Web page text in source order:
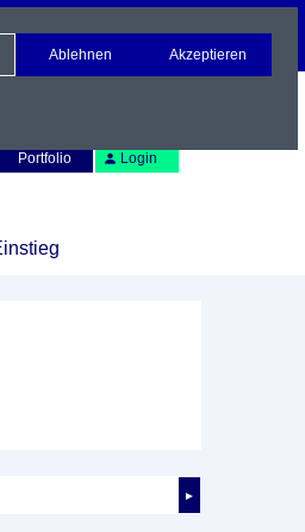
Portfolio Login
►
Ablehnen Akzeptieren